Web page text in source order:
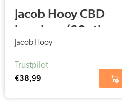
Jacob Hooy CBD
kapsler – (60 stk – 10
mg)
Jacob Hooy
Trustpilot
€38,99